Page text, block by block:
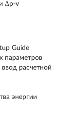
Δp-v
Guide
параметров
расчетной
энергии